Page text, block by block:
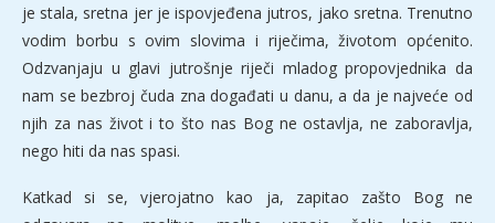
je stala, sretna jer je ispovjeđena jutros, jako sretna. Trenutno
vodim borbu s ovim slovima i riječima, životom općenito.
Odzvanjaju u glavi jutrošnje riječi mladog propovjednika da
nam se bezbroj čuda zna događati u danu, a da je najveće od
njih za nas život i to što nas Bog ne ostavlja, ne zaboravlja,
nego hiti da nas spasi.
Katkad si se, vjerojatno kao ja, zapitao zašto Bog ne